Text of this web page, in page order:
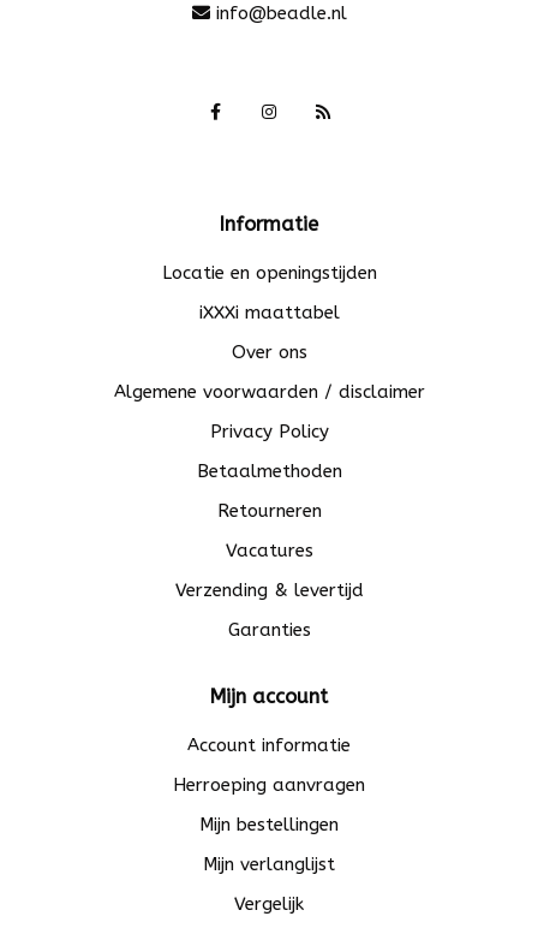
info@beadle.nl
Informatie
Locatie en openingstijden
iXXXi maattabel
Over ons
Algemene voorwaarden / disclaimer
Privacy Policy
Betaalmethoden
Retourneren
Vacatures
Verzending & levertijd
Garanties
Mijn account
Account informatie
Herroeping aanvragen
Mijn bestellingen
Mijn verlanglijst
Vergelijk